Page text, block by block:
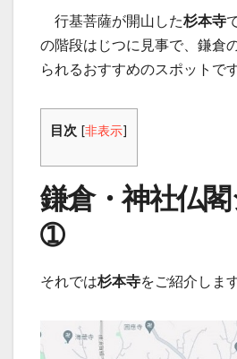
行基菩薩が開山した杉本寺
の階段はじつに見事で、鎌倉
られるおすすめのスポットです
目次 [非表示]
鎌倉・神社仏
➀
それでは杉本寺をご紹介します